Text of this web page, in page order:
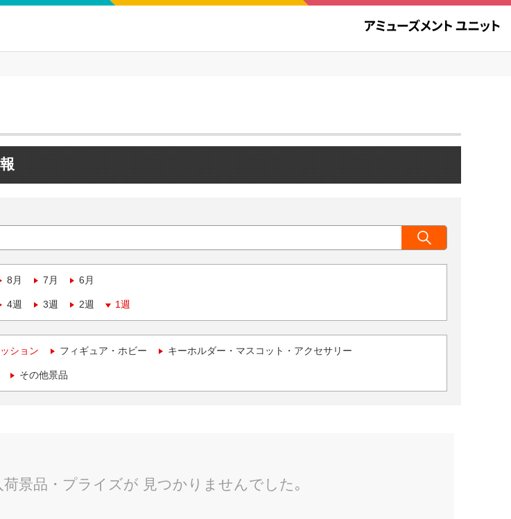
8月 7月 6月
4週 3週 2週 1週
ション フィギュア・ホビー キーホルダー・マスコット・アクセサリー
その他景品